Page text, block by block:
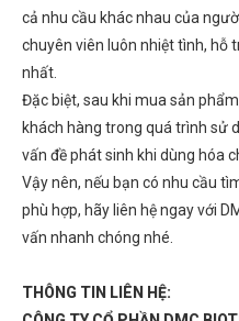
cả nhu cầu khác nhau của
chuyên viên luôn nhiệt tình, hỗ
nhất.
Đặc biệt, sau khi mua sản
khách hàng trong quá trình sử
vấn đề phát sinh khi dùng hóa
Vậy nên, nếu bạn có nhu cầu
phù hợp, hãy liên hệ ngay với
vấn nhanh chóng nhé.
THÔNG TIN LIÊN HỆ: